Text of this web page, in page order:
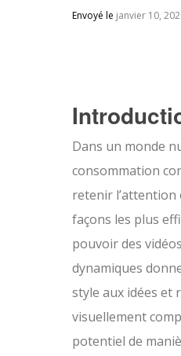
Envoyé le janvier 10,
Dans un monde
consommation
retenir l’attention
façons les plus
pouvoir des
dynamiques
style aux idées et
visuellement
potentiel de